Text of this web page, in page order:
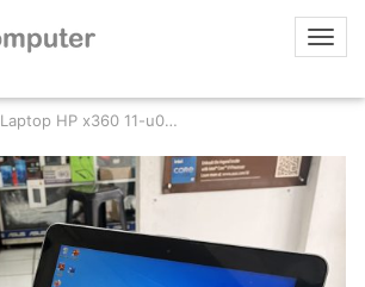
Laptop HP x360 11-u061TU Intel N3710 4/128GB Touchscreen